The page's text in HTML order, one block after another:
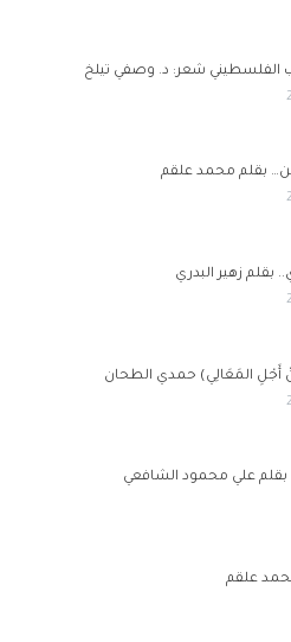
الفلسطيني شعر: د. وصفي تيلخ
بقلم محمد علقم
بقلم زهير البدري
أَجْلِ المَعَالِي) حمدي الطحان
بقلم علي محمود الشافعي
محمد علقم